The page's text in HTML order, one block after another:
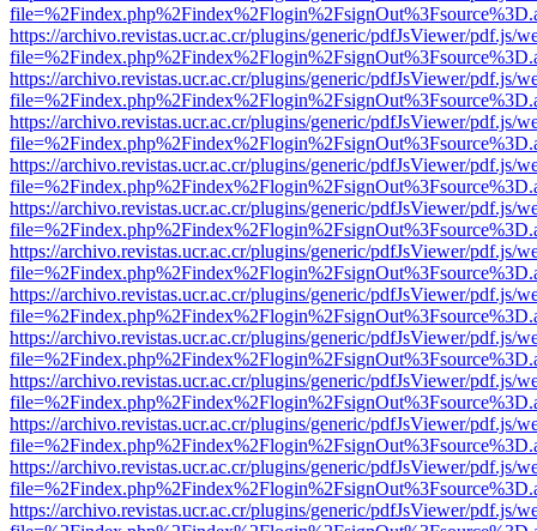
https://archivo.revistas.ucr.ac.cr/plugins/generic/pdfJsViewer/pdf.js/
https://archivo.revistas.ucr.ac.cr/plugins/generic/pdfJsViewer/pdf.js/
https://archivo.revistas.ucr.ac.cr/plugins/generic/pdfJsViewer/pdf.js/
https://archivo.revistas.ucr.ac.cr/plugins/generic/pdfJsViewer/pdf.js/
https://archivo.revistas.ucr.ac.cr/plugins/generic/pdfJsViewer/pdf.js/
https://archivo.revistas.ucr.ac.cr/plugins/generic/pdfJsViewer/pdf.js/
https://archivo.revistas.ucr.ac.cr/plugins/generic/pdfJsViewer/pdf.js/
https://archivo.revistas.ucr.ac.cr/plugins/generic/pdfJsViewer/pdf.js/
https://archivo.revistas.ucr.ac.cr/plugins/generic/pdfJsViewer/pdf.js/
https://archivo.revistas.ucr.ac.cr/plugins/generic/pdfJsViewer/pdf.js/
https://archivo.revistas.ucr.ac.cr/plugins/generic/pdfJsViewer/pdf.js/
https://archivo.revistas.ucr.ac.cr/plugins/generic/pdfJsViewer/pdf.js/